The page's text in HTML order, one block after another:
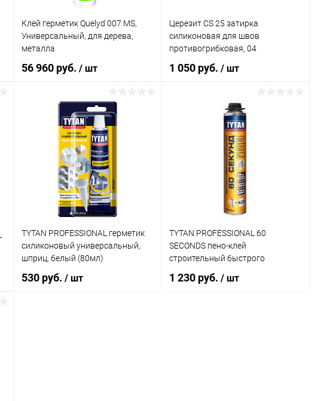
Клей герметик Quelyd 007 MS,
Универсальный, для дерева,
металла
56 960 руб. / шт
В корзину
Купить в 1 клик Сравнение
В избранное В наличии
Литраж | Масса:
Цвет
Белый
Элемент каталога:
Церезит CS 25 затирка
силиконовая для швов
противогрибковая, 04
серебристо-серый (280мл)
1 050 руб./ шт
В корзину
Купить в 1 клик
В избранное
TYTAN PROFESSIONAL герметик
силиконовый универсальный,
шприц, белый (80мл)
530 руб. / шт
TYTAN PROFESSIONAL 60
SECONDS пено-клей
строительный быстрого
схватывания,
профессиональный (750мл)
1 230 руб./ шт